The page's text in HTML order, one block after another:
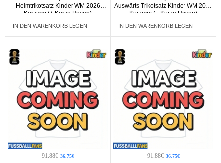
Heimtrikotsatz Kinder WM 2026
Kurzarm (+ Kurze Hosen)
IN DEN WARENKORB LEGEN
Auswärts Trikotsatz Kinder WM 2026
Kurzarm (+ Kurze Hosen)
IN DEN WARENKORB LEGEN
91.88€ 36.75€ 91.88€ 36.75€